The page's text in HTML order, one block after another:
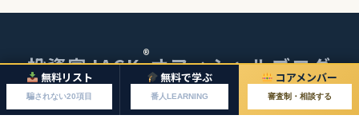
無料リスト
騙されない20項目
無料で学ぶ
番人LEARNING
コアメンバー
審査制・相談する
投資家JACK®オフィシャルブログ
© 2026 投資家JACKオフィシャルブログ